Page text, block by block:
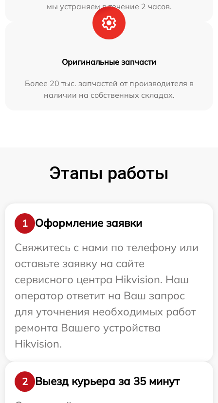
мы устраняем в течение 2 часов.
Оригинальные запчасти
Более 20 тыс. запчастей от производителя в
наличии на собственных складах.
Этапы работы
1
Оформление заявки
Свяжитесь с нами по телефону или
оставьте заявку на сайте
сервисного центра Hikvision. Наш
оператор ответит на Ваш запрос
для уточнения необходимых работ
ремонта Вашего устройства
Hikvision.
2
Выезд курьера за 35 минут